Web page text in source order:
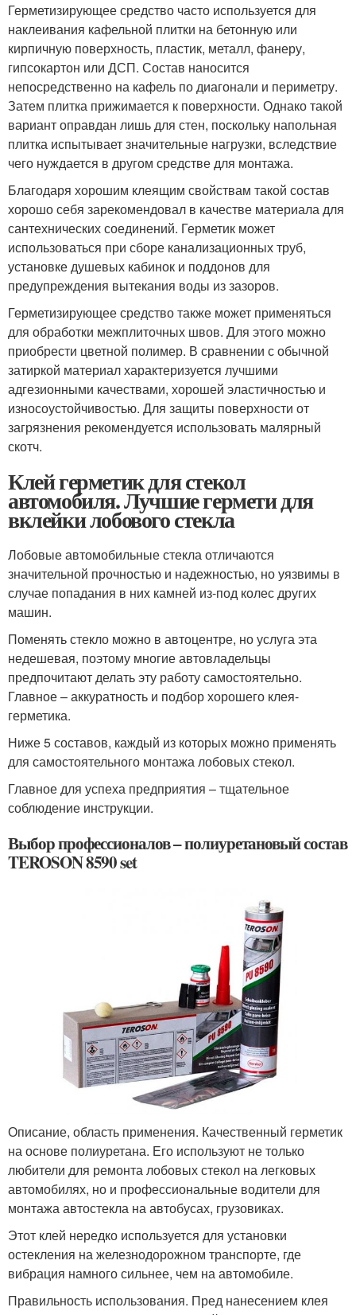
Герметизирующее средство часто используется для
наклеивания кафельной плитки на бетонную или
кирпичную поверхность, пластик, металл, фанеру,
гипсокартон или ДСП. Состав наносится
непосредственно на кафель по диагонали и периметру.
Затем плитка прижимается к поверхности. Однако такой
вариант оправдан лишь для стен, поскольку напольная
плитка испытывает значительные нагрузки, вследствие
чего нуждается в другом средстве для монтажа.
Благодаря хорошим клеящим свойствам такой состав
хорошо себя зарекомендовал в качестве материала для
сантехнических соединений. Герметик может
использоваться при сборе канализационных труб,
установке душевых кабинок и поддонов для
предупреждения вытекания воды из зазоров.
Герметизирующее средство также может применяться
для обработки межплиточных швов. Для этого можно
приобрести цветной полимер. В сравнении с обычной
затиркой материал характеризуется лучшими
адгезионными качествами, хорошей эластичностью и
износоустойчивостью. Для защиты поверхности от
загрязнения рекомендуется использовать малярный
скотч.
Клей герметик для стекол
автомобиля. Лучшие гермети для
вклейки лобового стекла
Лобовые автомобильные стекла отличаются
значительной прочностью и надежностью, но уязвимы в
случае попадания в них камней из-под колес других
машин.
Поменять стекло можно в автоцентре, но услуга эта
недешевая, поэтому многие автовладельцы
предпочитают делать эту работу самостоятельно.
Главное – аккуратность и подбор хорошего клея-
герметика.
Ниже 5 составов, каждый из которых можно применять
для самостоятельного монтажа лобовых стекол.
Главное для успеха предприятия – тщательное
соблюдение инструкции.
Выбор профессионалов – полиуретановый состав
TEROSON 8590 set
Описание, область применения. Качественный герметик
на основе полиуретана. Его используют не только
любители для ремонта лобовых стекол на легковых
автомобилях, но и профессиональные водители для
монтажа автостекла на автобусах, грузовиках.
Этот клей нередко используется для установки
остекления на железнодорожном транспорте, где
вибрация намного сильнее, чем на автомобиле.
Правильность использования. Пред нанесением клея